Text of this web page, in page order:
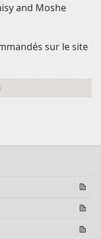
and Moshe
sur le site